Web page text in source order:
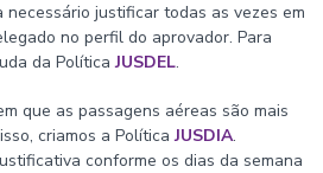
justificar todas as vezes em
no perfil do aprovador. Para
da Política JUSDEL.
que as passagens aéreas são mais
criamos a PolíticaJUSDIA.
conforme os dias da semana